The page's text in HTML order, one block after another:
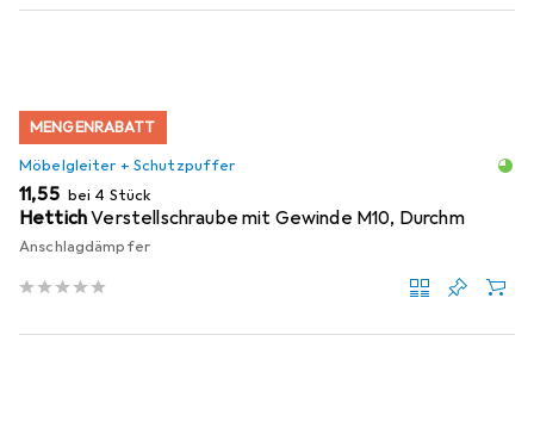
MENGENRABATT
Möbelgleiter + Schutzpuffer
EUR
11,55 bei 4 Stück
HettichVerstellschraube mit Gewinde M10, Durchm
Anschlagdämpfer